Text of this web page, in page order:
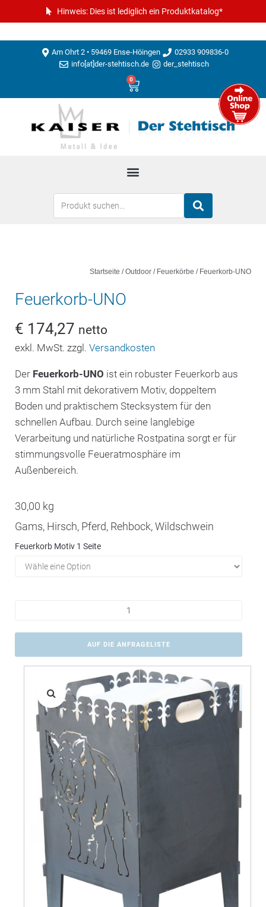
Hinweis: Dies ist lediglich ein Produktkatalog*
Am Ohrt 2 • 59469 Ense-Höingen
02933 909836-0
info[at]der-stehtisch.de
der_stehtisch
0
Startseite /Outdoor / Feuerkörbe / Feuerkorb-UNO
Feuerkorb-UNO
€ 174,27 netto
exkl. MwSt. zzgl. Versandkosten
Der Feuerkorb-UNO ist ein robuster Feuerkorb aus
3 mm Stahl mit dekorativem Motiv, doppeltem
Boden und praktischem Stecksystem für den
schnellen Aufbau. Durch seine langlebige
Verarbeitung und natürliche Rostpatina sorgt er für
stimmungsvolle Feueratmosphäre im
Außenbereich.
30,00 kg
Gams, Hirsch, Pferd, Rehbock, Wildschwein
Feuerkorb Motiv 1 Seite
AUF DIE ANFRAGELISTE